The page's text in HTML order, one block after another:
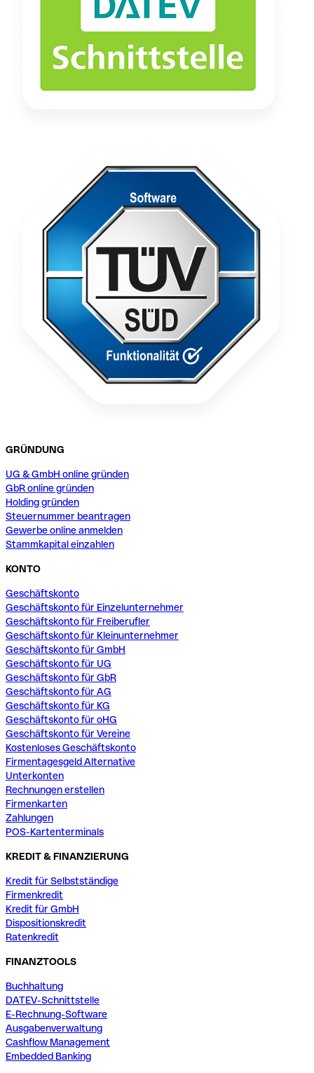
GRÜNDUNG
UG & GmbH online gründen
GbR online gründen
Holding gründen
Steuernummer beantragen
Gewerbe online anmelden
Stammkapital einzahlen
KONTO
Geschäftskonto
Geschäftskonto für Einzelunternehmer
Geschäftskonto für Freiberufler
Geschäftskonto für Kleinunternehmer
Geschäftskonto für GmbH
Geschäftskonto für UG
Geschäftskonto für GbR
Geschäftskonto für AG
Geschäftskonto für KG
Geschäftskonto für oHG
Geschäftskonto für Vereine
Kostenloses Geschäftskonto
Firmentagesgeld Alternative
Unterkonten
Rechnungen erstellen
Firmenkarten
Zahlungen
POS-Kartenterminals
KREDIT & FINANZIERUNG
Kredit für Selbstständige
Firmenkredit
Kredit für GmbH
Dispositionskredit
Ratenkredit
FINANZTOOLS
Buchhaltung
DATEV-Schnittstelle
E-Rechnung-Software
Ausgabenverwaltung
Cashflow Management
Embedded Banking